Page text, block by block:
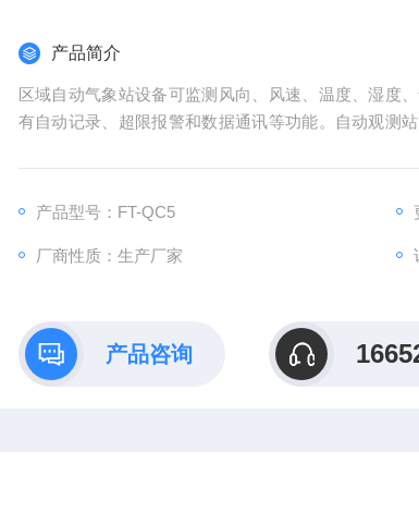
产品简介
区域自动气象站设备可监测风向、风速、温度、湿度
有自动记录、超限报警和数据通讯等功能。自动观测
产品型号：FT-QC5
厂商性质：生产厂家
产品咨询